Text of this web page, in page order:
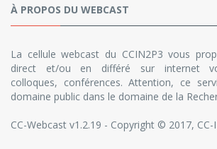
À PROPOS DU WEBCAST
La cellule webcast du CCIN2P3 vous
direct et/ou en différé sur internet
colloques, conférences. Attention, ce
domaine public dans le domaine de la
CC-Webcast v1.2.19 - Copyright © 2017, CC-